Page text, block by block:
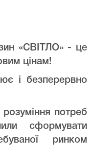
«СВІТЛО» - це
цінам!
і безперервно
потреб
сформувати
ринком